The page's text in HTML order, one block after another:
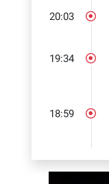
20:03
19:34
18:59